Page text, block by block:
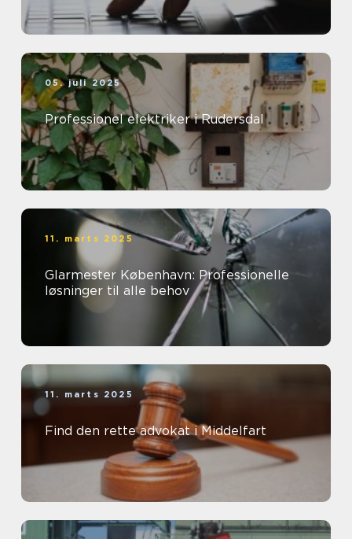
05. juli 2025
Professionel elektriker i Rudersdal
11. marts 2025
Glarmester København: Professionelle
løsninger til alle behov
11. marts 2025
Find den rette advokat i Middelfart